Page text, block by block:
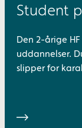
Student
Den 2-årige
uddannelser.
slipper for